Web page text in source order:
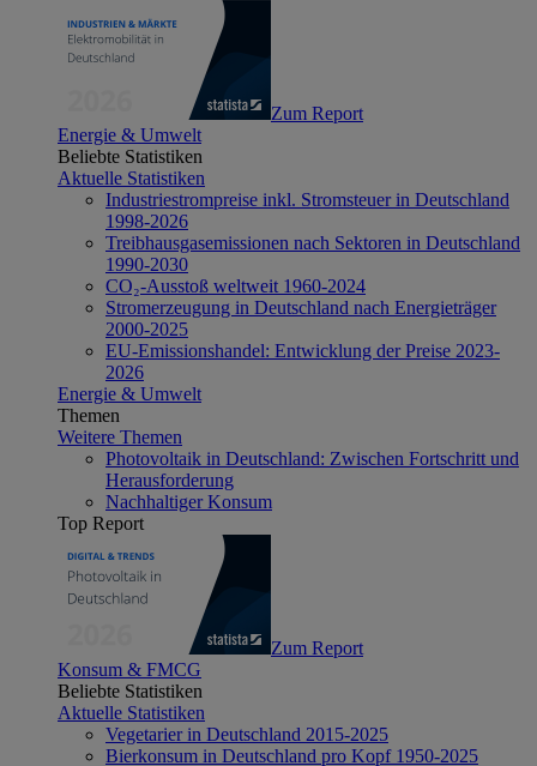
Zum Report
Energie & Umwelt
Beliebte Statistiken
Aktuelle Statistiken
Industriestrompreise inkl. Stromsteuer in Deutschland
1998-2026
Treibhausgasemissionen nach Sektoren in Deutschland
1990-2030
CO₂-Ausstoß weltweit 1960-2024
Stromerzeugung in Deutschland nach Energieträger
2000-2025
EU-Emissionshandel: Entwicklung der Preise 2023-
2026
Energie & Umwelt
Themen
Weitere Themen
Photovoltaik in Deutschland: Zwischen Fortschritt und
Herausforderung
Nachhaltiger Konsum
Top Report
Zum Report
Konsum & FMCG
Beliebte Statistiken
Aktuelle Statistiken
Vegetarier in Deutschland 2015-2025
Bierkonsum in Deutschland pro Kopf 1950-2025